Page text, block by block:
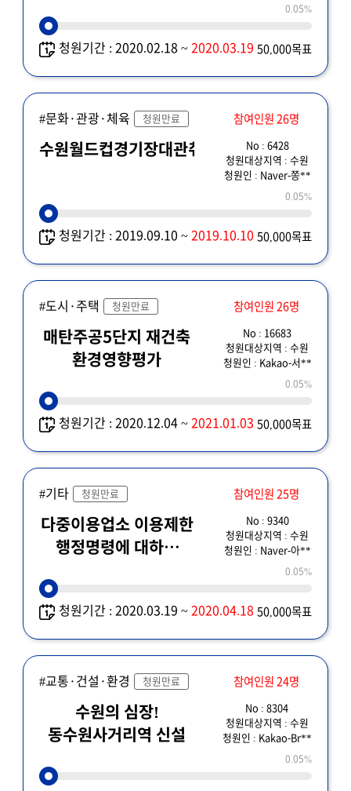
0.05%
청원기간 : 2020.02.18 ~2020.03.19 50,000목표
#문화·관광·체육 청원만료 참여인원 26명
수원월드컵경기장대관취소
No : 6428
청원대상지역 : 수원
청원인 : Naver-쫑**
0.05%
청원기간 : 2019.09.10 ~2019.10.10 50,000목표
#도시·주택 청원만료 참여인원 26명
매탄주공5단지 재건축
환경영향평가
No : 16683
청원대상지역 : 수원
청원인 : Kakao-서**
0.05%
청원기간 : 2020.12.04 ~2021.01.03 50,000목표
#기타 청원만료 참여인원 25명
다중이용업소 이용제한
행정명령에 대하여
No : 9340
청원대상지역 : 수원
청원인 : Naver-아**
0.05%
청원기간 : 2020.03.19 ~2020.04.18 50,000목표
#교통·건설·환경 청원만료 참여인원 24명
수원의 심장!
동수원사거리역 신설
No : 8304
청원대상지역 : 수원
청원인 : Kakao-Br**
0.05%